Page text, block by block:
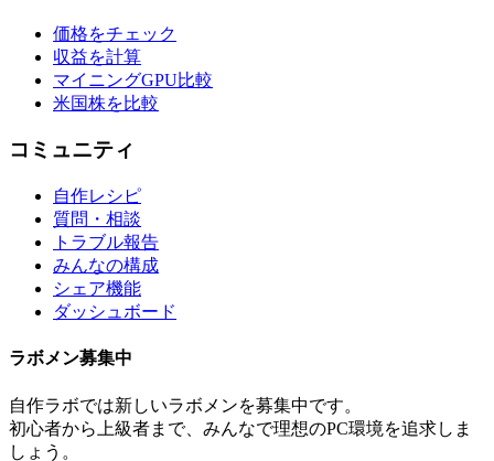
価格をチェック
収益を計算
マイニングGPU比較
米国株を比較
コミュニティ
自作レシピ
質問・相談
トラブル報告
みんなの構成
シェア機能
ダッシュボード
ラボメン募集中
自作ラボでは新しいラボメンを募集中です。
初心者から上級者まで、みんなで理想のPC環境を追求しま
しょう。